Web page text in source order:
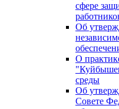
сфере
Об
О
среды
Об
Совете